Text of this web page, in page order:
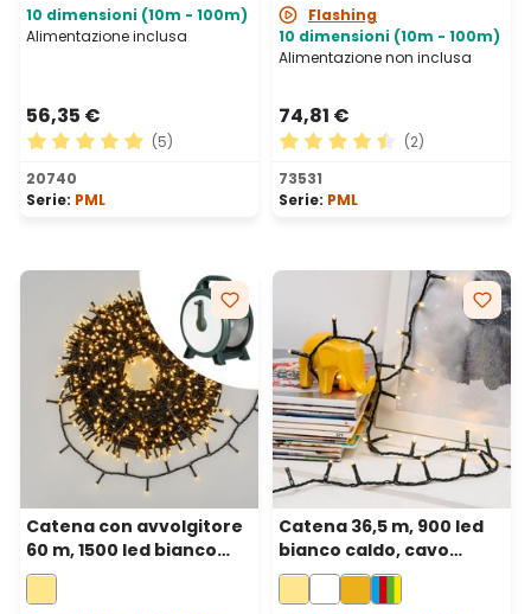
10 dimensioni (10m - 100m)
Alimentazione inclusa
56,35 €
Valutazione media di 5 su 5 stelle
(5)
20740
Serie: PML
Flashing
10 dimensioni (10m - 100m)
Alimentazione non inclusa
74,81 €
Valutazione media di 4.5
(2)
73531
Serie: PML
Catena con avvolgitore
60 m, 1500 led bianco
caldo, cavo verde
Catena 36,5 m, 900 led
bianco caldo, cavo
verde